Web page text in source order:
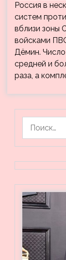
Россия в
систем
вблизи
войсками
Дёмин.
средней и
раза, а